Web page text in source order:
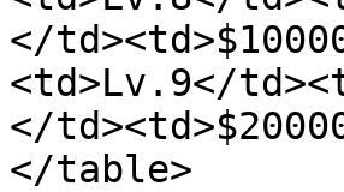
</
<td>Lv.9</
</
</table>